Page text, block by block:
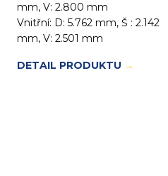
mm, V: 2.800 mm
Vnitřní: D: 5.762 mm, Š : 2.142
mm, V: 2.501 mm
DETAIL PRODUKTU →